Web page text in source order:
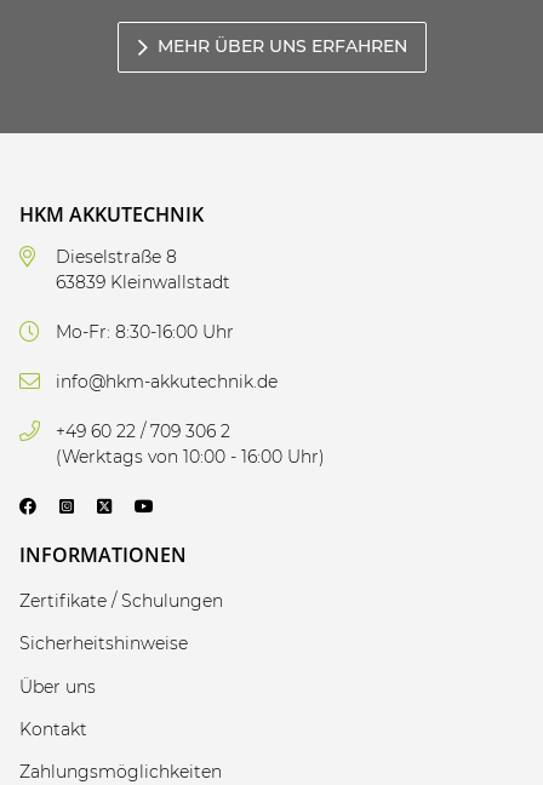
MEHR ÜBER UNS ERFAHREN
HKM AKKUTECHNIK
Dieselstraße 8
63839 Kleinwallstadt
Mo-Fr: 8:30-16:00 Uhr
info@hkm-akkutechnik.de
+49 60 22 / 709 306 2
(Werktags von 10:00 - 16:00 Uhr)
INFORMATIONEN
Zertifikate / Schulungen
Sicherheitshinweise
Über uns
Kontakt
Zahlungsmöglichkeiten